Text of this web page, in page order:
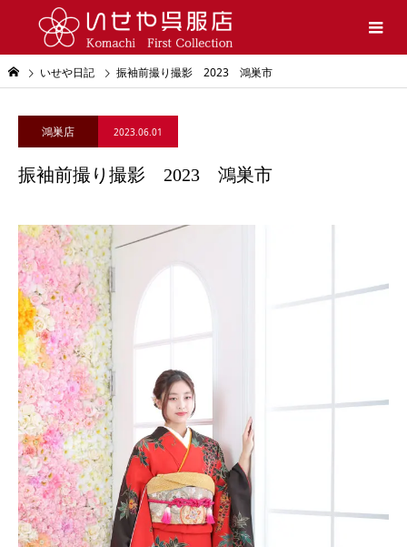
いせや日記 振袖前撮り撮影 2023 鴻巣市
鴻巣店 2023.06.01
振袖前撮り撮影 2023 鴻巣市